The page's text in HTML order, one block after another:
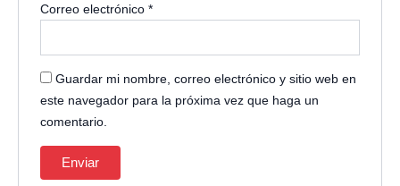
Correo electrónico*
Guardar mi nombre, correo electrónico y sitio web en
este navegador para la próxima vez que haga un
comentario.